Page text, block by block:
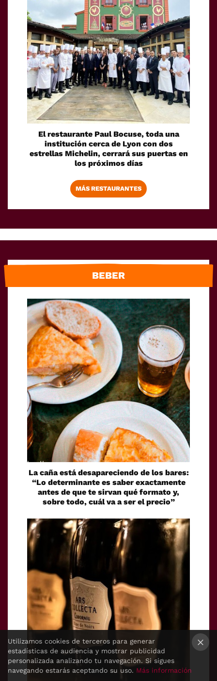
El restaurante Paul Bocuse, toda una
institución cerca de Lyon con dos
estrellas Michelin, cerrará sus puertas en
los próximos días
MÁS RESTAURANTES
BEBER
La caña está desapareciendo de los bares:
“Lo determinante es saber exactamente
antes de que te sirvan qué formato y,
sobre todo, cuál va a ser el precio”
Utilizamos cookies de terceros para generar
estadísticas de audiencia y mostrar publicidad
personalizada analizando tu navegación. Si sigues
navegando estarás aceptando su uso. Más información